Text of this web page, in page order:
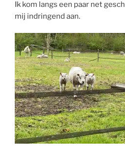
Ik kom langs een paar net
mij indringend aan.